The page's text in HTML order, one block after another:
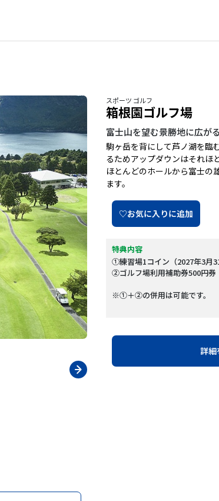
スポーツ ゴルフ
箱根園ゴルフ場
富士山を望む景勝地に広が
駒ヶ岳を背にして芦ノ湖を臨
るためアップダウンはそれほ
ほとんどのホールから富士の
ます。
♡お気に入りに追加
特典内容
①練習場1コイン（2027年3月
②ゴルフ場利用補助券500円券
※①＋②の併用は可能です。
詳細